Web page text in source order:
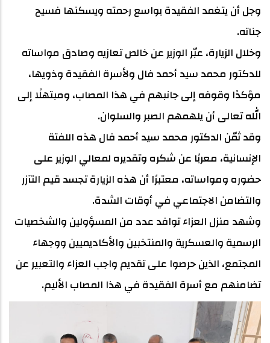
وجل أن يتغمد الفقيدة بواسع رحمته ويسكنها فسيح
جناته.
وخلال الزيارة، عبّر الوزير عن خالص تعازيه وصادق مواساته
للدكتور محمد سيد أحمد فال ولأسرة الفقيدة وذويها،
مؤكدًا وقوفه إلى جانبهم في هذا المصاب، ومبتهلًا إلى
الله تعالى أن يلهمهم الصبر والسلوان.
وقد ثمّن الدكتور محمد سيد أحمد فال هذه اللفتة
الإنسانية، معربًا عن شكره وتقديره لمعالي الوزير على
حضوره ومواساته، معتبرًا أن هذه الزيارة تجسد قيم التآزر
والتضامن الاجتماعي في أوقات الشدة.
وشهد منزل العزاء توافد عدد من المسؤولين والشخصيات
الرسمية والعسكرية والمنتخبين والأكاديميين ووجهاء
المجتمع، الذين حرصوا على تقديم واجب العزاء والتعبير عن
تضامنهم مع أسرة الفقيدة في هذا المصاب الأليم.